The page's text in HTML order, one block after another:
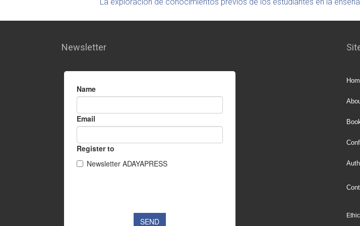
La exploración de conocimientos previos de los estudiantes en la
Newsletter